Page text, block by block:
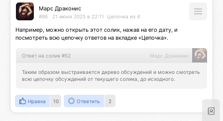
Марс Драконис
#86 21 июня 2025 в 22:11 Цепочка из 4
Например, можно открыть этот солик, нажав на его дату, и
посмотреть всю цепочку ответов на вкладке «Цепочка».
Ответ на солик #52 Марс Драконис
Таким образом выстраивается дерево обсуждений и можно смотреть
всю цепочку обсуждений от текущего солика, до исходного.
Нравка 10 Ответить 2